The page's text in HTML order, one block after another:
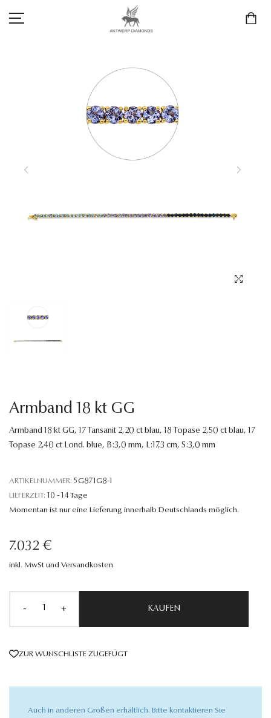
LIEBE & VERLOBUNG
ANTWERP DIAMONDS LUXURY COLLECTION
Armband 18 kt GG
Armband 18 kt GG, 17 Tansanit 2,20 ct blau, 18 Topase 2,50 ct blau, 17
Topase 2,40 ct Lond. blue, B:3,0 mm, L:17,3 cm, S:3,0 mm
ARTIKELNUMMER: 5G871G8-1
LIEFERZEIT: 10 - 14 Tage
Momentan ist nur eine Lieferung innerhalb Deutschlands möglich.
7.032 €
inkl. MwSt und Versandkosten
- + KAUFEN
ZUR WUNSCHLISTE ZUGEFÜGT
Auch in anderen Größen erhältlich. Bitte kontaktieren Sie